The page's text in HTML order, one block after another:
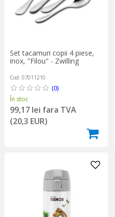
Set tacamuri copii 4 piese,
inox, "Filou" - Zwilling
Cod: 07011210
(0)
În stoc
99,17 lei fara TVA
(20,3 EUR)